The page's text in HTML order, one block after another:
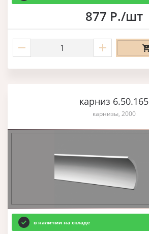
877 Р./шт
карниз 6.50.165
карнизы, 2000
в наличии на складе